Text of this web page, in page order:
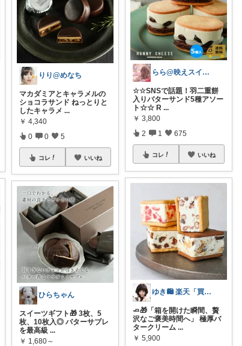
りり@めなち
マカダミアとキャラメルの
ショコラサンド ねっとりと
したキャラメ ...
￥ 4,340
0 0 5
コレ いいね
ひらちゃん
スイーツギフト🎁 3枚、5
枚、10枚入◎ バターサブレ
を最高級 ...
￥ 1,680～
らら@映えスイーツとQOLアップ
☆☆SNSで話題！羽二重餅
入りバターサンド5種アソー
ト☆☆ R ...
￥ 3,800
2 1 675
コレ いいね
ゆき🛍️ 楽天「買ってよかった」を厳選
🧈🎁「箱を開けた瞬間、贅
沢なご褒美時間へ」 極厚バ
タークリーム ...
￥ 5,900